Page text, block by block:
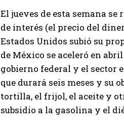
El jueves de esta semana
de interés (el precio del
Estados Unidos subió su
de México se aceleró en
gobierno federal y el sector
que durará seis meses y su
tortilla, el frijol, el aceite y
subsidio a la gasolina y el